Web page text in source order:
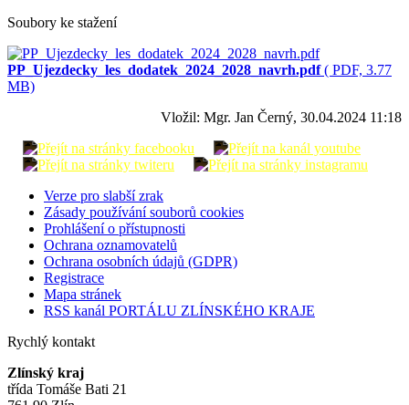
Soubory ke stažení
PP_Ujezdecky_les_dodatek_2024_2028_navrh.pdf( PDF, 3.77
MB)
Vložil: Mgr. Jan Černý, 30.04.2024 11:18
Verze pro slabší zrak
Zásady používání souborů cookies
Prohlášení o přístupnosti
Ochrana oznamovatelů
Ochrana osobních údajů (GDPR)
Registrace
Mapa stránek
RSS kanál PORTÁLU ZLÍNSKÉHO KRAJE
Rychlý kontakt
Zlínský kraj
třída Tomáše Bati 21